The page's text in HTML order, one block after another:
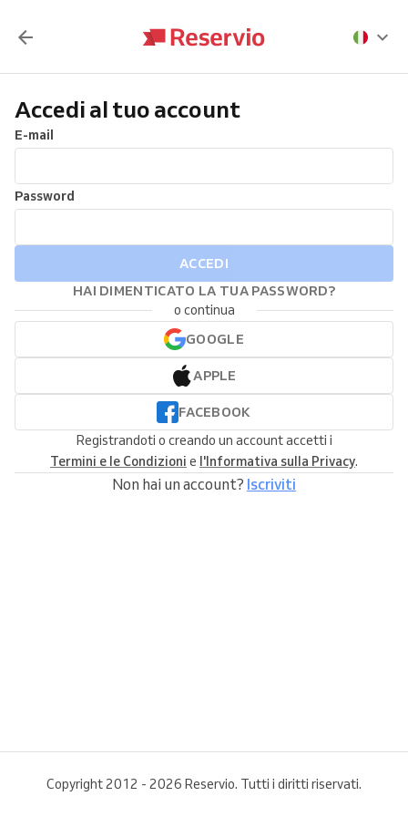
Accedi al tuo account
E-mail
Password
ACCEDI
HAI DIMENTICATO LA TUA PASSWORD?
o continua
GOOGLE
APPLE
FACEBOOK
Registrandoti o creando un account accetti i
Termini e le Condizioni e l'Informativa sulla Privacy.
Non hai un account? Iscriviti
Copyright 2012 - 2026 Reservio. Tutti i diritti riservati.